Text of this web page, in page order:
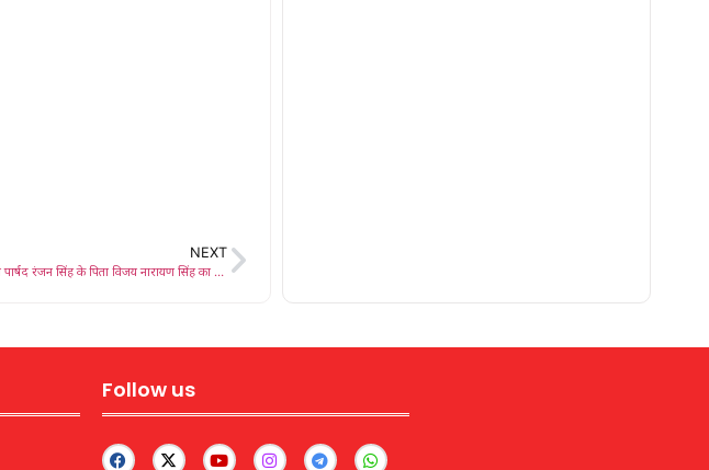
NEXT
Adityapur Sad News: आदित्यपुर वार्ड 18 निवर्तमान पार्षद रंजन सिंह के पिता विजय नारायण सिंह का निधन
Follow us